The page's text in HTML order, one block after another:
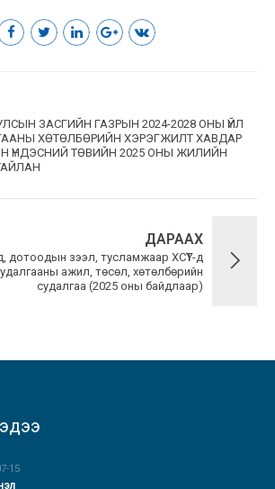
ЗАСГИЙН ГАЗРЫН 2024-2028 ОНЫ ҮЙЛ
ХӨТӨЛБӨРИЙН ХЭРЭГЖИЛТ ХАВДАР
ҮНДЭСНИЙ ТӨВИЙН 2025 ОНЫ ЖИЛИЙН
ДАРААХ
дотоодын зээл, тусламжаар ХСҮТ-д
ажил, төсөл, хөтөлбөрийн
судалгаа (2025 оны байдлаар)
15